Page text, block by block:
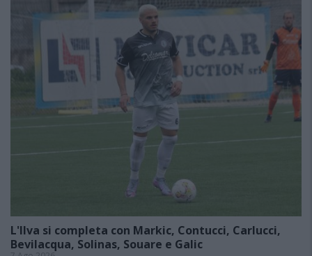
L'Ilva si completa con Markic, Contucci, Carlucci,
Bevilacqua, Solinas, Souare e Galic